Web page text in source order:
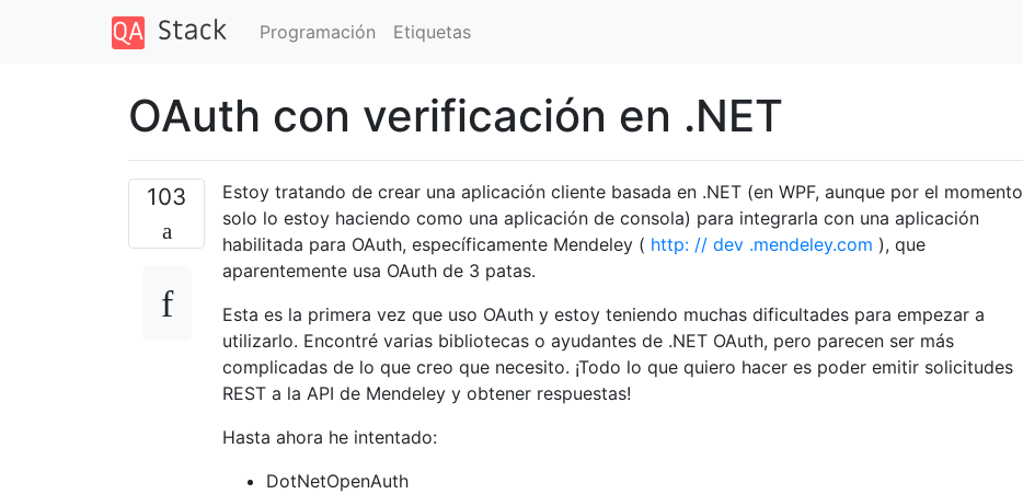
Programación Etiquetas
OAuth con verificación en .NET
103
Estoy tratando de crear una aplicación cliente basada en .NET (en WPF, aunque por el momento
solo lo estoy haciendo como una aplicación de consola) para integrarla con una aplicación
habilitada para OAuth, específicamente Mendeley ( http: // dev .mendeley.com ), que
aparentemente usa OAuth de 3 patas.
Esta es la primera vez que uso OAuth y estoy teniendo muchas dificultades para empezar a
utilizarlo. Encontré varias bibliotecas o ayudantes de .NET OAuth, pero parecen ser más
complicadas de lo que creo que necesito. ¡Todo lo que quiero hacer es poder emitir solicitudes
REST a la API de Mendeley y obtener respuestas!
Hasta ahora he intentado:
DotNetOpenAuth